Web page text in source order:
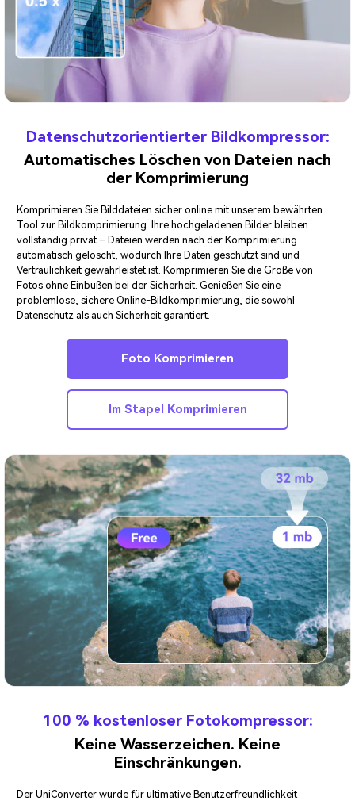
Datenschutzorientierter Bildkompressor:
Automatisches Löschen von Dateien nach
der Komprimierung
Komprimieren Sie Bilddateien sicher online mit unserem bewährten
Tool zur Bildkomprimierung. Ihre hochgeladenen Bilder bleiben
vollständig privat – Dateien werden nach der Komprimierung
automatisch gelöscht, wodurch Ihre Daten geschützt sind und
Vertraulichkeit gewährleistet ist. Komprimieren Sie die Größe von
Fotos ohne Einbußen bei der Sicherheit. Genießen Sie eine
problemlose, sichere Online-Bildkomprimierung, die sowohl
Datenschutz als auch Sicherheit garantiert.
Foto Komprimieren
Im Stapel Komprimieren
100 % kostenloser Fotokompressor:
Keine Wasserzeichen. Keine
Einschränkungen.
Der UniConverter wurde für ultimative Benutzerfreundlichkeit